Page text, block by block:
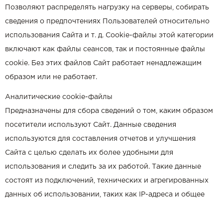
Позволяют распределять нагрузку на серверы, собирать
сведения о предпочтениях Пользователей относительно
использования Сайта и т. д. Cookie-файлы этой категории
включают как файлы сеансов, так и постоянные файлы
cookie. Без этих файлов Сайт работает ненадлежащим
образом или не работает.
Аналитические cookie-файлы
Предназначены для сбора сведений о том, каким образом
посетители используют Сайт. Данные сведения
используются для составления отчетов и улучшения
Сайта с целью сделать их более удобными для
использования и следить за их работой. Такие данные
состоят из подключений, технических и агрегированных
данных об использовании, таких как IP-адреса и общее